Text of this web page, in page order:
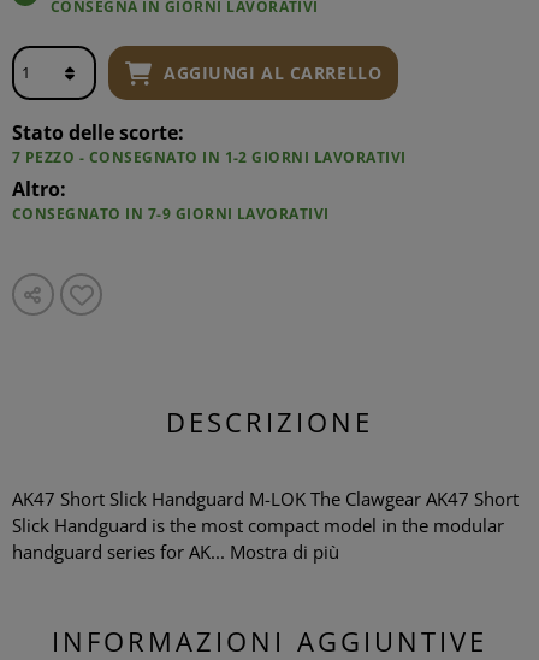
CONSEGNA IN GIORNI LAVORATIVI
AGGIUNGI AL CARRELLO
Stato delle scorte:
7 PEZZO - CONSEGNATO IN 1-2 GIORNI LAVORATIVI
Altro:
CONSEGNATO IN 7-9 GIORNI LAVORATIVI
DESCRIZIONE
AK47 Short Slick Handguard M-LOK The Clawgear AK47 Short
Slick Handguard is the most compact model in the modular
handguard series for AK... Mostra di più
INFORMAZIONI AGGIUNTIVE